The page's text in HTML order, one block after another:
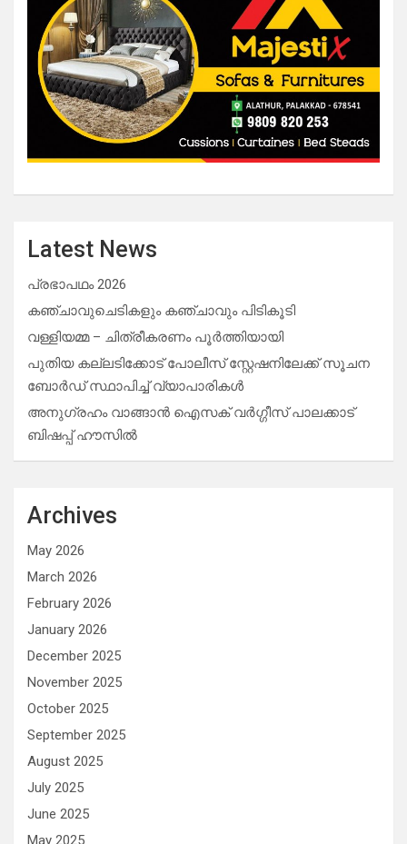
Latest News
പ്രഭാപഥം 2026
കഞ്ചാവുചെടികളും കഞ്ചാവും പിടികൂടി
വള്ളിയമ്മ – ചിത്രീകരണം പൂർത്തിയായി
പുതിയ കല്ലടിക്കോട് പോലീസ് സ്റ്റേഷനിലേക്ക് സൂചന
ബോർഡ് സ്ഥാപിച്ച് വ്യാപാരികൾ
അനുഗ്രഹം വാങ്ങാൻ ഐസക് വര്‍ഗ്ഗീസ് പാലക്കാട്
ബിഷപ്പ് ഹൗസില്‍
Archives
May 2026
March 2026
February 2026
January 2026
December 2025
November 2025
October 2025
September 2025
August 2025
July 2025
June 2025
May 2025